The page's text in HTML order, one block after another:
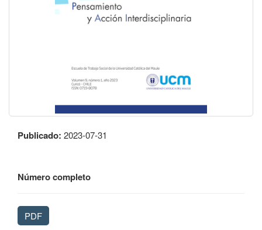
Publicado: 2023-07-31
Número completo
PDF